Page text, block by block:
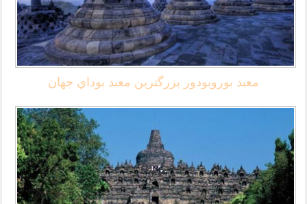
معبد بوروبودور بزرگترين معبد بوداي جهان